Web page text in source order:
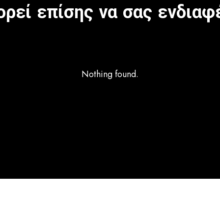
επίσης να σας
Nothing found.